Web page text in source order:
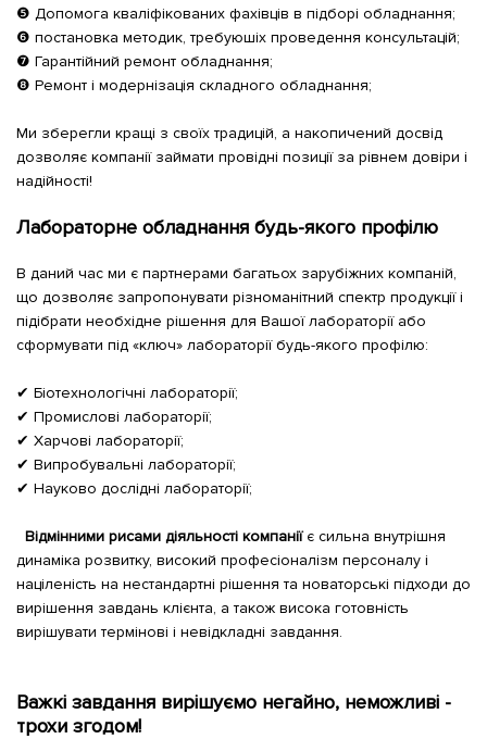
❺ Допомога кваліфікованих фахівців в підборі обладнання;
❻ постановка методик, требуюшіх проведення консультацій;
❼ Гарантійний ремонт обладнання;
❽ Ремонт і модернізація складного обладнання;
Ми зберегли кращі з своїх традицій, а накопичений досвід
дозволяє компанії займати провідні позиції за рівнем довіри і
надійності!
Лабораторне обладнання будь-якого профілю
В даний час ми є партнерами багатьох зарубіжних компаній,
що дозволяє запропонувати різноманітний спектр продукції і
підібрати необхідне рішення для Вашої лабораторії або
сформувати під «ключ» лабораторії будь-якого профілю:
✔ Біотехнологічні лабораторії;
✔ Промислові лабораторії;
✔ Харчові лабораторії;
✔ Випробувальні лабораторії;
✔ Науково дослідні лабораторії;
Відмінними рисами діяльності компаніїє сильна внутрішня
динаміка розвитку, високий професіоналізм персоналу і
націленість на нестандартні рішення та новаторські підходи до
вирішення завдань клієнта, а також висока готовність
вирішувати термінові і невідкладні завдання.
Важкі завдання вирішуємо негайно, неможливі -
трохи згодом!